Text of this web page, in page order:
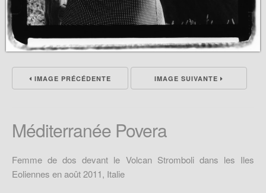
IMAGE PRÉCÉDENTE IMAGE SUIVANTE
Méditerranée Povera
Femme de dos devant le Volcan Stromboli dans les Iles
Eoliennes en août 2011, Italie